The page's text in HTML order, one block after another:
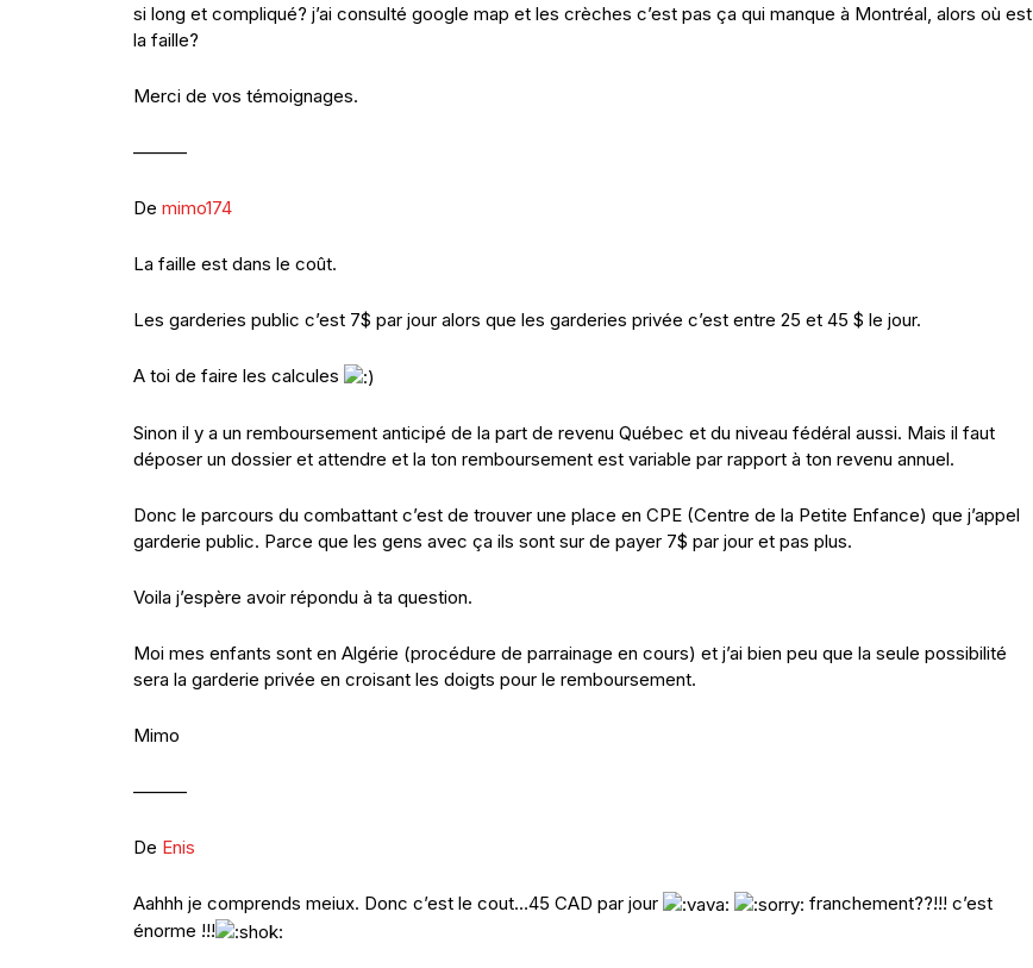
si long et compliqué? j’ai consulté google map et les crèches c’est pas ça qui manque à Montréal, alors où est
la faille?
Merci de vos témoignages.
———
De mimo174
La faille est dans le coût.
Les garderies public c’est 7$ par jour alors que les garderies privée c’est entre 25 et 45 $ le jour.
A toi de faire les calcules
Sinon il y a un remboursement anticipé de la part de revenu Québec et du niveau fédéral aussi. Mais il faut
déposer un dossier et attendre et la ton remboursement est variable par rapport à ton revenu annuel.
Donc le parcours du combattant c’est de trouver une place en CPE (Centre de la Petite Enfance) que j’appel
garderie public. Parce que les gens avec ça ils sont sur de payer 7$ par jour et pas plus.
Voila j’espère avoir répondu à ta question.
Moi mes enfants sont en Algérie (procédure de parrainage en cours) et j’ai bien peu que la seule possibilité
sera la garderie privée en croisant les doigts pour le remboursement.
Mimo
———
De Enis
Aahhh je comprends meiux. Donc c’est le cout…45 CAD par jour
franchement??!!! c’est
énorme !!!